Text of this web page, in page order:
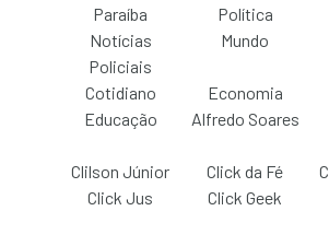
Paraíba Política
Notícias
Policiais
Mundo
Cotidiano Economia
Educação
Alfredo Soares
Clilson Júnior
Click da Fé
Click Jus
Click Geek